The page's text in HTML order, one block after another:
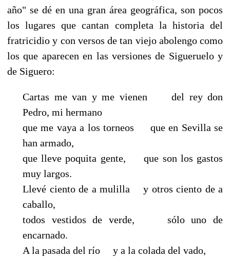
año" se dé en una gran área geográfica, son pocos
los lugares que cantan completa la his­toria del
fratricidio y con versos de tan viejo abolengo como
los que aparecen en las versiones de Sigueruelo y
de Siguero:
Cartas me van y me vienen del rey don
Pedro, mi hermano
que me vaya a los torneos que en Sevilla se
han armado,
que lleve poquita gente, que son los gastos
muy largos.
Llevé ciento de a mulilla y otros ciento de a
caballo,
todos vestidos de verde, sólo uno de
encarnado.
A la pasada del río y a la colada del vado,